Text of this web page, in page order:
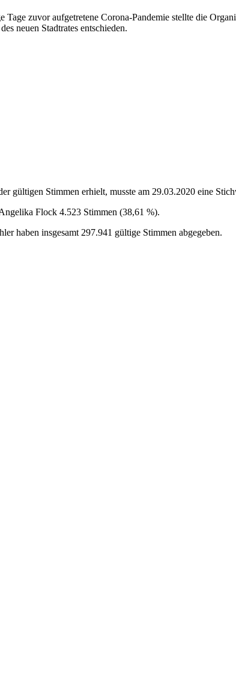
zuvor aufgetretene Corona-Pandemie stellte die
neuen Stadtrates entschieden.
gültigen Stimmen erhielt, musste am 29.03.2020 eine
Flock 4.523 Stimmen (38,61 %).
haben insgesamt 297.941 gültige Stimmen abgegeben.